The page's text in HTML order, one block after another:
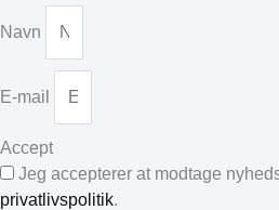
Navn
E-mail
Accept
Jeg accepterer at modtage
privatlivspolitik.